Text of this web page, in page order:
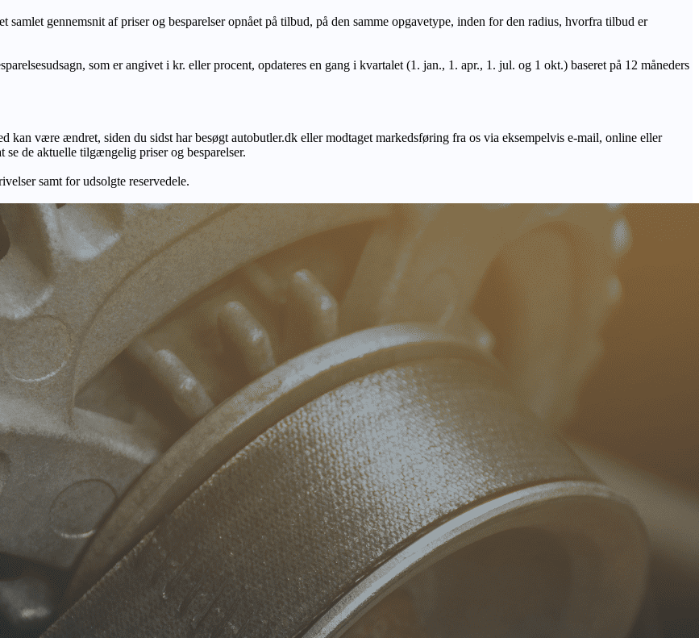
gennemsnit af priser og besparelser opnået på tilbud, på den samme opgavetype, inden for den radius, hvorfra tilbud er
som er angivet i kr. eller procent, opdateres en gang i kvartalet (1. jan., 1. apr., 1. jul. og 1 okt.) baseret på 12 måneders
kan være ændret, siden du sidst har besøgt autobutler.dk eller modtaget markedsføring fra os via eksempelvis e-mail, online eller
de aktuelle tilgængelig priser og besparelser.
samt for udsolgte reservedele.